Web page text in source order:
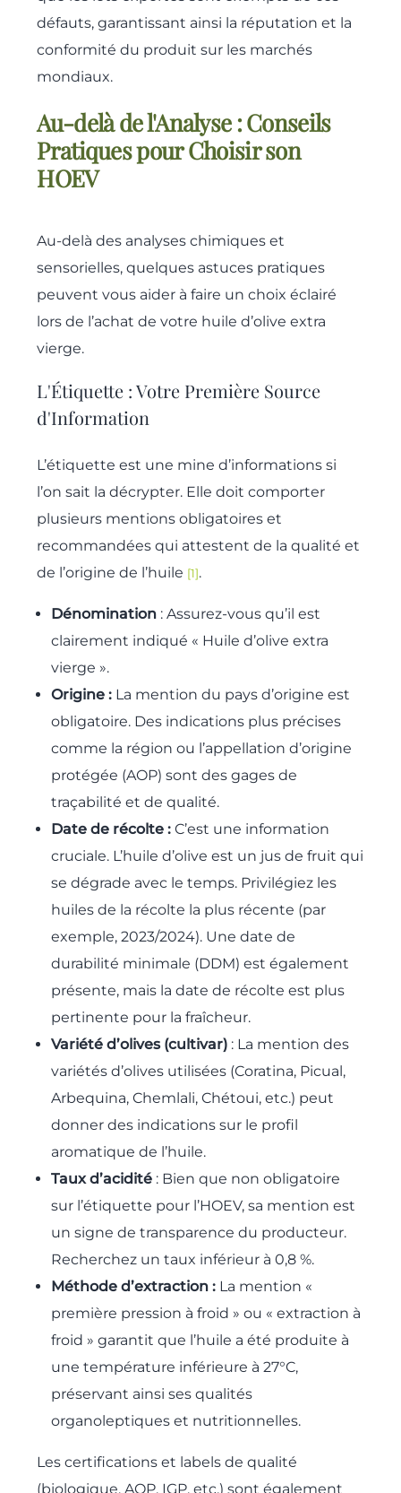
défauts, garantissant ainsi la réputation et la
conformité du produit sur les marchés
mondiaux.
Au-delà de l'Analyse : Conseils
Pratiques pour Choisir son
HOEV
Au-delà des analyses chimiques et
sensorielles, quelques astuces pratiques
peuvent vous aider à faire un choix éclairé
lors de l’achat de votre huile d’olive extra
vierge.
L'Étiquette : Votre Première Source
d'Information
L’étiquette est une mine d’informations si
l’on sait la décrypter. Elle doit comporter
plusieurs mentions obligatoires et
recommandées qui attestent de la qualité et
de l’origine de l’huile [1].
Dénomination : Assurez-vous qu’il est
clairement indiqué « Huile d’olive extra
vierge ».
Origine : La mention du pays d’origine est
obligatoire. Des indications plus précises
comme la région ou l’appellation d’origine
protégée (AOP) sont des gages de
traçabilité et de qualité.
Date de récolte : C’est une information
cruciale. L’huile d’olive est un jus de fruit qui
se dégrade avec le temps. Privilégiez les
huiles de la récolte la plus récente (par
exemple, 2023/2024). Une date de
durabilité minimale (DDM) est également
présente, mais la date de récolte est plus
pertinente pour la fraîcheur.
Variété d’olives (cultivar) : La mention des
variétés d’olives utilisées (Coratina, Picual,
Arbequina, Chemlali, Chétoui, etc.) peut
donner des indications sur le profil
aromatique de l’huile.
Taux d’acidité : Bien que non obligatoire
sur l’étiquette pour l’HOEV, sa mention est
un signe de transparence du producteur.
Recherchez un taux inférieur à 0,8 %.
Méthode d’extraction : La mention «
première pression à froid » ou « extraction à
froid » garantit que l’huile a été produite à
une température inférieure à 27°C,
préservant ainsi ses qualités
organoleptiques et nutritionnelles.
Les certifications et labels de qualité
(biologique, AOP, IGP, etc.) sont également